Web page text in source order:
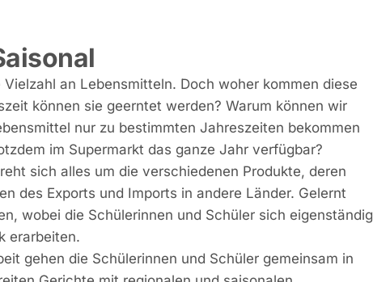
an Lebensmitteln. Doch woher kommen diese
können sie geerntet werden? Warum können wir
nur zu bestimmten Jahreszeiten bekommen
im Supermarkt das ganze Jahr verfügbar?
sich alles um die verschiedenen Produkte, deren
des Exports und Imports in andere Länder. Gelernt
wobei die Schülerinnen und Schüler sich eigenständig
erarbeiten.
gehen die Schülerinnen und Schüler gemeinsam in